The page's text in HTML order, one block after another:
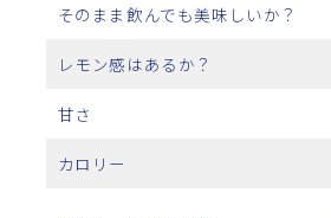
そのまま飲んでも美味しいか？
レモン感はあるか？
甘さ
カロリー